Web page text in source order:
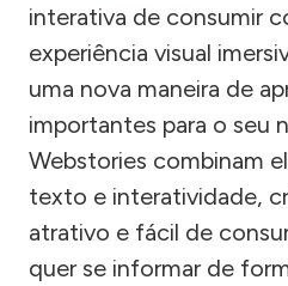
interativa de consumir
experiência visual
uma nova maneira de
importantes para o seu
Webstories combinam
texto e interatividade,
atrativo e fácil de
quer se informar de